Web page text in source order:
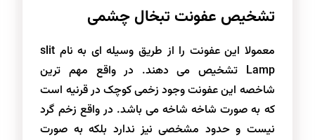
تشخیص عفونت تبخال چشمی
معمولا این عفونت را از طریق وسیله ای به نام slit
Lamp تشخیص می دهند. در واقع مهم ترین
شاخصه این عفونت وجود زخمی کوچک در قرنیه است
که به صورت شاخه شاخه می باشد. در واقع زخم گرد
نیست و حدود مشخصی نیز ندارد بلکه به صورت